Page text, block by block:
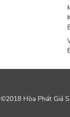
©2018 Hòa Phát Giá